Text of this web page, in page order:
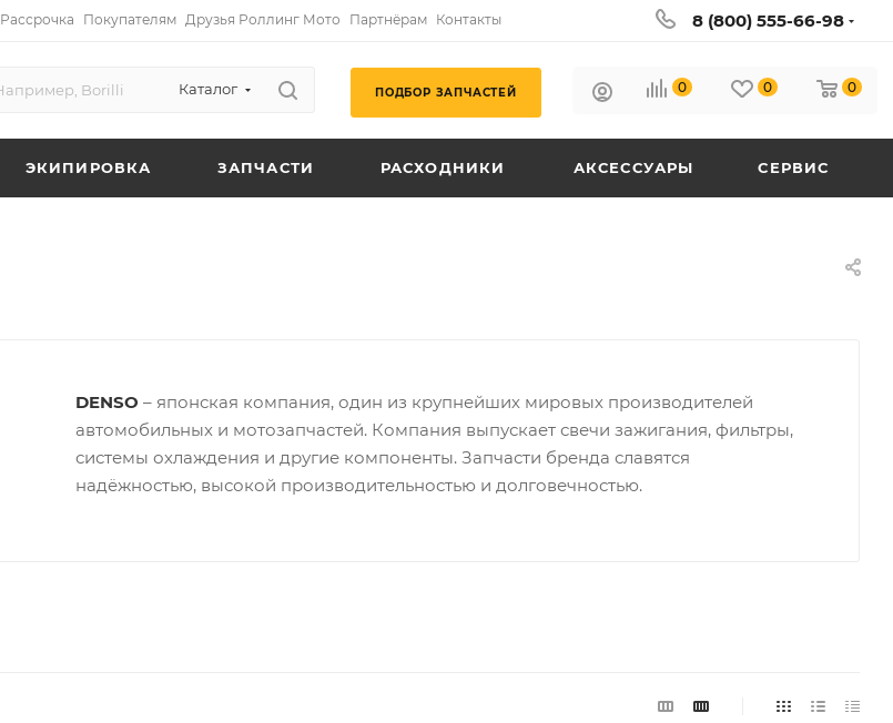
Рассрочка Покупателям Друзья Роллинг Мото Партнёрам Контакты 8 (800) 555-66-98
Каталог ПОДБОР ЗАПЧАСТЕЙ 0 0 0
ЭКИПИРОВКА ЗАПЧАСТИ РАСХОДНИКИ АКСЕССУАРЫ СЕРВИС
DENSO – японская компания, один из крупнейших мировых производителей
автомобильных и мотозапчастей. Компания выпускает свечи зажигания, фильтры,
системы охлаждения и другие компоненты. Запчасти бренда славятся
надёжностью, высокой производительностью и долговечностью.